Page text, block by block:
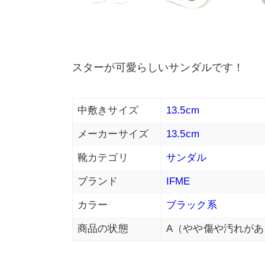
スターが可愛らしいサンダルです！
中敷きサイズ 13.5cm
メーカーサイズ 13.5cm
靴カテゴリ サンダル
ブランド IFME
カラー ブラック系
商品の状態 A（やや傷や汚れが